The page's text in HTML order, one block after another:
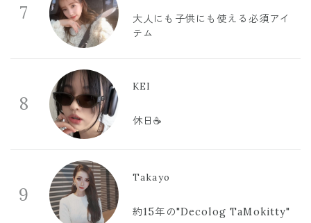
7
大人にも子供にも使える必須アイ
テム
8
KEI
休日☕️
9
Takayo
約15年の"Decolog TaMokitty"